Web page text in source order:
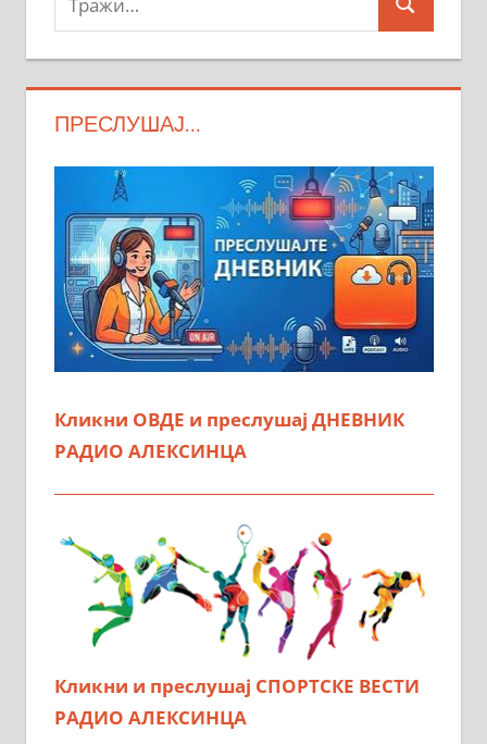
Search
ПРЕСЛУШАЈ…
Кликни ОВДЕ и преслушај ДНЕВНИК
РАДИО АЛЕКСИНЦА
Кликни и преслушај СПОРТСКЕ ВЕСТИ
РАДИО АЛЕКСИНЦА